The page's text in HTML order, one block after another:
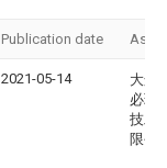
Publication date
2021-05-14
大连
必环
技工
限公